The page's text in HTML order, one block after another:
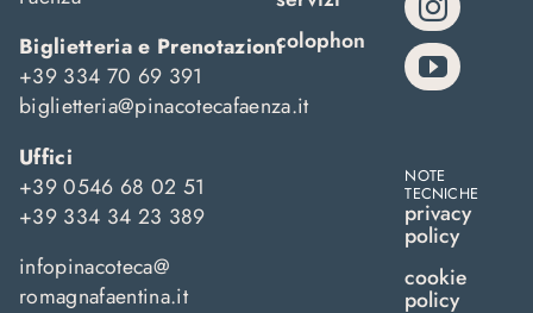
Biglietteria e Prenotazioni
+39 334 70 69 391
biglietteria@pinacotecafaenza.it
Uffici
+39 0546 68 02 51
+39 334 34 23 389
infopinacoteca@
romagnafaentina.it
colophon
NOTE
TECNICHE
privacy
policy
cookie
policy